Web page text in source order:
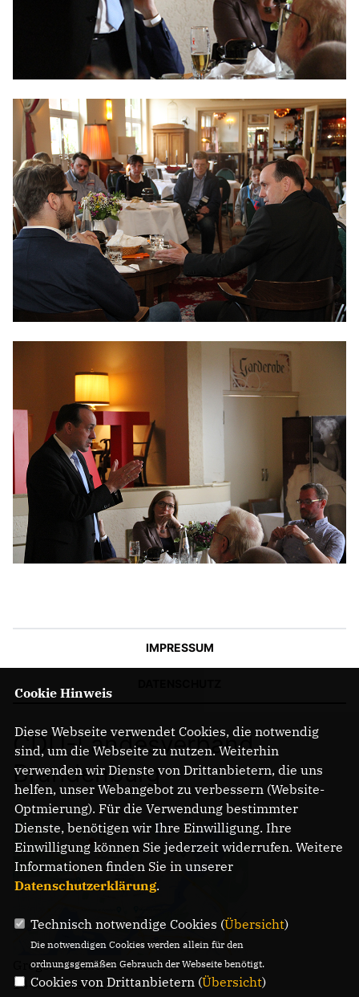
IMPRESSUM
CDU-Landesverband
Brandenburg
Gregor-Mendel-Straße 3
14469 Potsdam
Cookie Hinweis
Diese Webseite verwendet Cookies, die notwendig
sind, um die Webseite zu nutzen. Weiterhin
verwenden wir Dienste von Drittanbietern, die uns
helfen, unser Webangebot zu verbessern (Website-
Optmierung). Für die Verwendung bestimmter
Dienste, benötigen wir Ihre Einwilligung. Ihre
Einwilligung können Sie jederzeit widerrufen. Weitere
Informationen finden Sie in unserer
Datenschutzerklärung.
Technisch notwendige Cookies (Übersicht)
Die notwendigen Cookies werden allein für den
ordnungsgemäßen Gebrauch der Webseite benötigt.
Cookies von Drittanbietern (Übersicht)